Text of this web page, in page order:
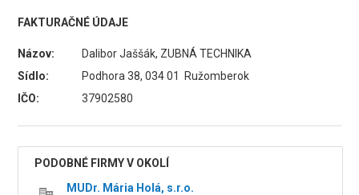
FAKTURAČNÉ ÚDAJE
Názov:
Dalibor Jaššák, ZUBNÁ TECHNIKA
Sídlo:
Podhora 38, 034 01 Ružomberok
IČO:
37902580
PODOBNÉ FIRMY V OKOLÍ
MUDr. Mária Holá, s.r.o.